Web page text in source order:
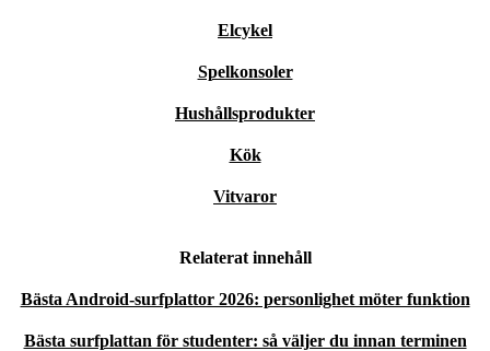
Elcykel
Spelkonsoler
Hushållsprodukter
Kök
Vitvaror
Relaterat innehåll
Bästa Android-surfplattor 2026: personlighet möter funktion
Bästa surfplattan för studenter: så väljer du innan terminen